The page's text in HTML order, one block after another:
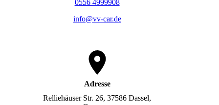
0556 4999908
info@vv-car.de
Adresse
Relliehäuser Str. 26, 37586 Dassel,